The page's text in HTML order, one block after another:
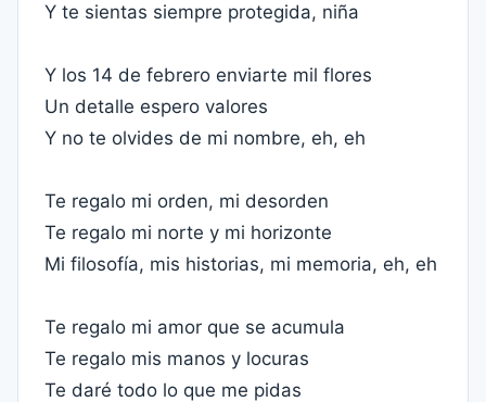
Y te sientas siempre protegida, niña
Y los 14 de febrero enviarte mil flores
Un detalle espero valores
Y no te olvides de mi nombre, eh, eh
Te regalo mi orden, mi desorden
Te regalo mi norte y mi horizonte
Mi filosofía, mis historias, mi memoria, eh, eh
Te regalo mi amor que se acumula
Te regalo mis manos y locuras
Te daré todo lo que me pidas